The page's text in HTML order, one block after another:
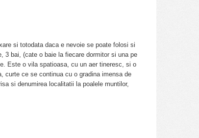
si totodata daca e nevoie se poate folosi si
3 bai, (cate o baie la fiecare dormitor si una pe
Este o vila spatioasa, cu un aer tineresc, si o
curte ce se continua cu o gradina imensa de
si denumirea localitatii la poalele muntilor,